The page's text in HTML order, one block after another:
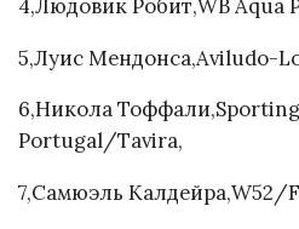
4,Людовик Робит,WB Aqua
5,Луис Мендонса,Aviludo-
6,Никола
Portugal/Tavira,
7,Самюэль Калдейра,W52/